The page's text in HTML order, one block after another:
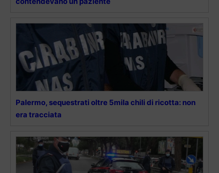
Palermo, sequestrati oltre 5mila chili di ricotta: non
era tracciata